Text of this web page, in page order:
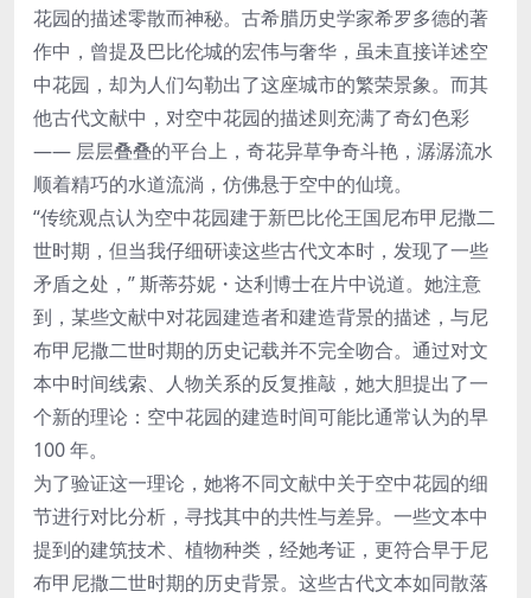
花园的描述零散而神秘。古希腊历史学家希罗多德的著
作中，曾提及巴比伦城的宏伟与奢华，虽未直接详述空
中花园，却为人们勾勒出了这座城市的繁荣景象。而其
他古代文献中，对空中花园的描述则充满了奇幻色彩
—— 层层叠叠的平台上，奇花异草争奇斗艳，潺潺流水
顺着精巧的水道流淌，仿佛悬于空中的仙境。
“传统观点认为空中花园建于新巴比伦王国尼布甲尼撒二
世时期，但当我仔细研读这些古代文本时，发现了一些
矛盾之处，” 斯蒂芬妮・达利博士在片中说道。她注意
到，某些文献中对花园建造者和建造背景的描述，与尼
布甲尼撒二世时期的历史记载并不完全吻合。通过对文
本中时间线索、人物关系的反复推敲，她大胆提出了一
个新的理论：空中花园的建造时间可能比通常认为的早
100 年。
为了验证这一理论，她将不同文献中关于空中花园的细
节进行对比分析，寻找其中的共性与差异。一些文本中
提到的建筑技术、植物种类，经她考证，更符合早于尼
布甲尼撒二世时期的历史背景。这些古代文本如同散落